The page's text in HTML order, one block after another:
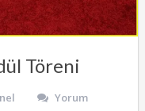
Töreni
Yorum